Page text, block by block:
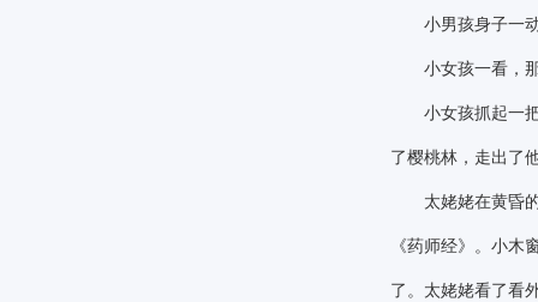
小男孩身子一动
小女孩一看，那
小女孩抓起一把
了樱桃林，走出了
太姥姥在黄昏的
《药师经》。小
了。太姥姥看了看